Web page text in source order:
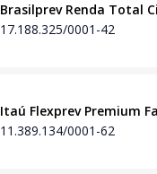
Brasilprev Renda Total
17.188.325/0001-42
Itaú Flexprev Premium
11.389.134/0001-62